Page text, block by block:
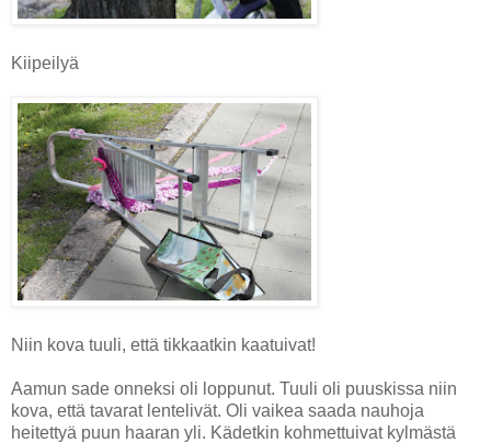
Kiipeilyä
Niin kova tuuli, että tikkaatkin kaatuivat!
Aamun sade onneksi oli loppunut. Tuuli oli puuskissa niin
kova, että tavarat lentelivät. Oli vaikea saada nauhoja
heitettyä puun haaran yli. Kädetkin kohmettuivat kylmästä